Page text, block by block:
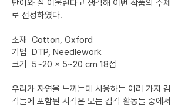
단어와 잘 어울린다고 생각해 이번 작품의 주제
로 선정하였다.
소재 Cotton, Oxford
기법 DTP, Needlework
크기 5~20 × 5~20 cm 18점
우리가 자연을 느끼는데 사용하는 여러 가지 감
각들에 포함된 시각은 모든 감각 활동들 중에서